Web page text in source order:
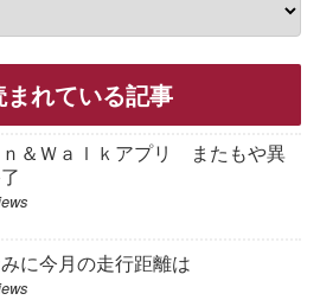
れている記事
ｎ＆Ｗａｌｋアプリ またもや異
に今月の走行距離は